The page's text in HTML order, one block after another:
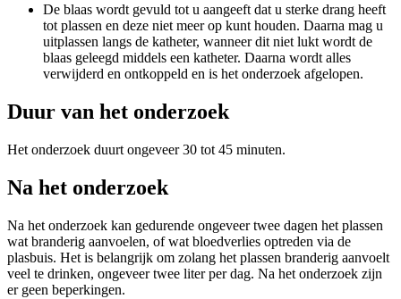
De blaas wordt gevuld tot u aangeeft dat u sterke drang heeft
tot plassen en deze niet meer op kunt houden. Daarna mag u
uitplassen langs de katheter, wanneer dit niet lukt wordt de
blaas geleegd middels een katheter. Daarna wordt alles
verwijderd en ontkoppeld en is het onderzoek afgelopen.
Duur van het onderzoek
Het onderzoek duurt ongeveer 30 tot 45 minuten.
Na het onderzoek
Na het onderzoek kan gedurende ongeveer twee dagen het plassen
wat branderig aanvoelen, of wat bloedverlies optreden via de
plasbuis. Het is belangrijk om zolang het plassen branderig aanvoelt
veel te drinken, ongeveer twee liter per dag. Na het onderzoek zijn
er geen beperkingen.